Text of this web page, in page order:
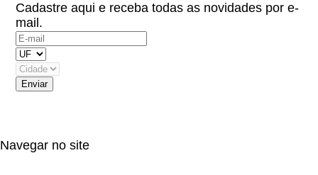
Cadastre aqui e receba todas as novidades por e-
mail.
Navegar no site